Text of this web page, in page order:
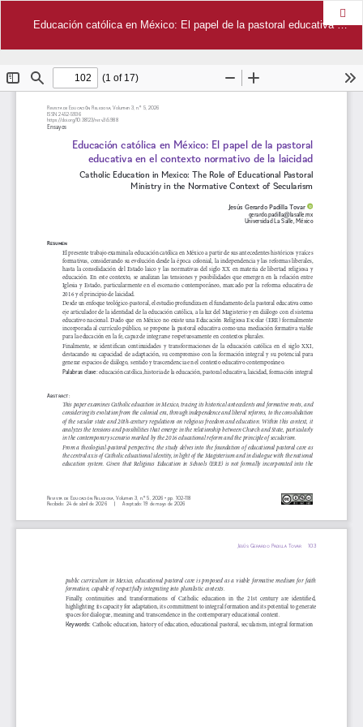
Educación católica en México: El papel de la pastoral educativa en el contexto normativo de la laicidad